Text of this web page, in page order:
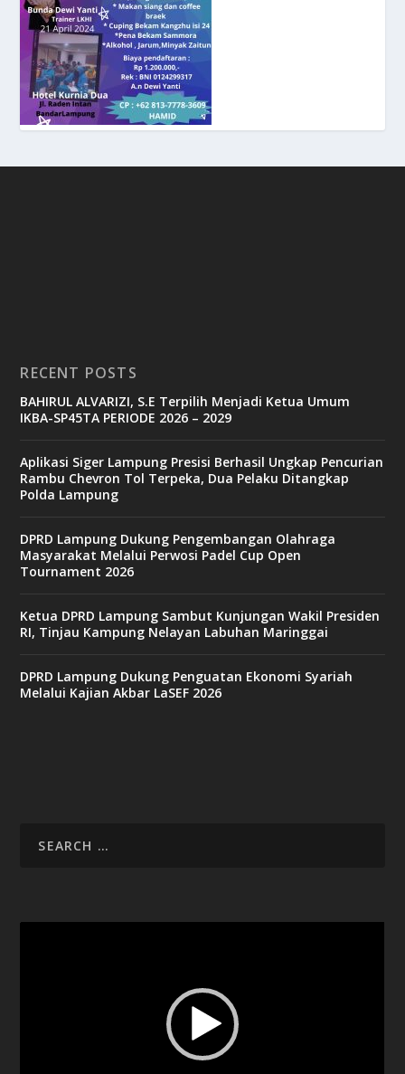
RECENT POSTS
BAHIRUL ALVARIZI, S.E Terpilih Menjadi Ketua Umum
IKBA-SP45TA PERIODE 2026 – 2029
Aplikasi Siger Lampung Presisi Berhasil Ungkap Pencurian
Rambu Chevron Tol Terpeka, Dua Pelaku Ditangkap
Polda Lampung
DPRD Lampung Dukung Pengembangan Olahraga
Masyarakat Melalui Perwosi Padel Cup Open
Tournament 2026
Ketua DPRD Lampung Sambut Kunjungan Wakil Presiden
RI, Tinjau Kampung Nelayan Labuhan Maringgai
DPRD Lampung Dukung Penguatan Ekonomi Syariah
Melalui Kajian Akbar LaSEF 2026